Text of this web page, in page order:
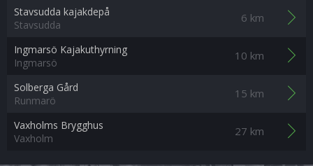
Stavsudda kajakdepå
Stavsudda
6 km
Ingmarsö Kajakuthyrning
Ingmarsö
10 km
Solberga Gård
Runmarö
15 km
Vaxholms Brygghus
Vaxholm
27 km